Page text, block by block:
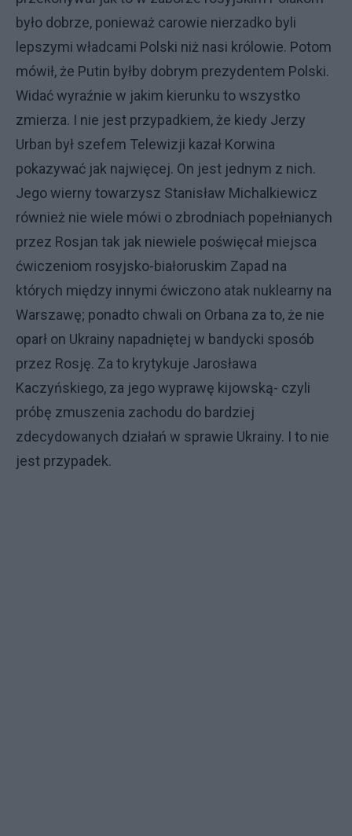
było dobrze, ponieważ carowie nierzadko byli
lepszymi władcami Polski niż nasi królowie. Potom
mówił, że Putin byłby dobrym prezydentem Polski.
Widać wyraźnie w jakim kierunku to wszystko
zmierza. I nie jest przypadkiem, że kiedy Jerzy
Urban był szefem Telewizji kazał Korwina
pokazywać jak najwięcej. On jest jednym z nich.
Jego wierny towarzysz Stanisław Michalkiewicz
również nie wiele mówi o zbrodniach popełnianych
przez Rosjan tak jak niewiele poświęcał miejsca
ćwiczeniom rosyjsko-białoruskim Zapad na
których między innymi ćwiczono atak nuklearny na
Warszawę; ponadto chwali on Orbana za to, że nie
oparł on Ukrainy napadniętej w bandycki sposób
przez Rosję. Za to krytykuje Jarosława
Kaczyńskiego, za jego wyprawę kijowską- czyli
próbę zmuszenia zachodu do bardziej
zdecydowanych działań w sprawie Ukrainy. I to nie
jest przypadek.